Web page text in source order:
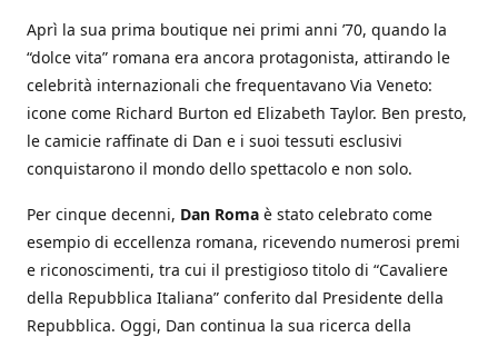
Aprì la sua prima boutique nei primi anni ’70, quando la
“dolce vita” romana era ancora protagonista, attirando le
celebrità internazionali che frequentavano Via Veneto:
icone come Richard Burton ed Elizabeth Taylor. Ben presto,
le camicie raffinate di Dan e i suoi tessuti esclusivi
conquistarono il mondo dello spettacolo e non solo.
Per cinque decenni, Dan Roma è stato celebrato come
esempio di eccellenza romana, ricevendo numerosi premi
e riconoscimenti, tra cui il prestigioso titolo di “Cavaliere
della Repubblica Italiana” conferito dal Presidente della
Repubblica. Oggi, Dan continua la sua ricerca della